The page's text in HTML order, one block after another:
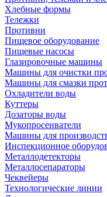
Хлебные формы
Тележки
Противни
Пищевое оборудование
Пищевые насосы
Глазировочные машины
Машины для очистки
Машины для смазки
Охладители воды
Куттеры
Дозаторы воды
Мукопросеиватели
Машины для
Инспекционное
Металлодетекторы
Металлосепараторы
Чеквейеры
Технологические линии